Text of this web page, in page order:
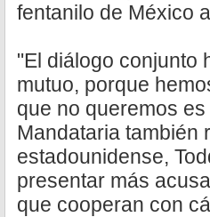
fentanilo de México
"El diálogo conjunto
mutuo, porque
que no queremos
Mandataria también
estadounidense,
presentar más
que cooperan con